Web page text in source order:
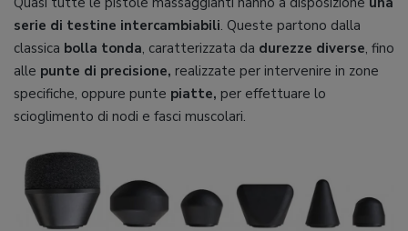
serie di testine intercambiabili. Queste partono dalla
classica bolla tonda, caratterizzata da durezze diverse, fino
alle punte di precisione, realizzate per intervenire in zone
specifiche, oppure punte piatte, per effettuare lo
scioglimento di nodi e fasci muscolari.